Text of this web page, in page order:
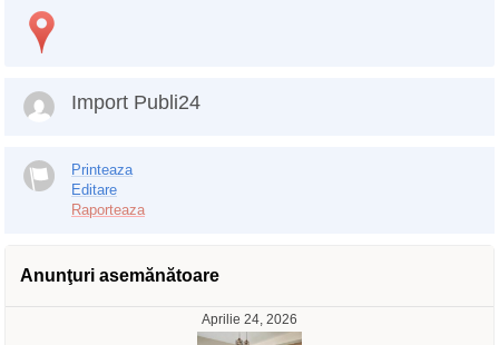
Import Publi24
Printeaza
Editare
Raporteaza
Anunţuri asemănătoare
Aprilie 24, 2026